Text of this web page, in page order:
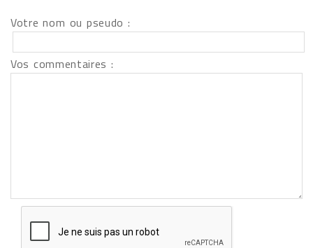
Votre nom ou pseudo :
Vos commentaires :